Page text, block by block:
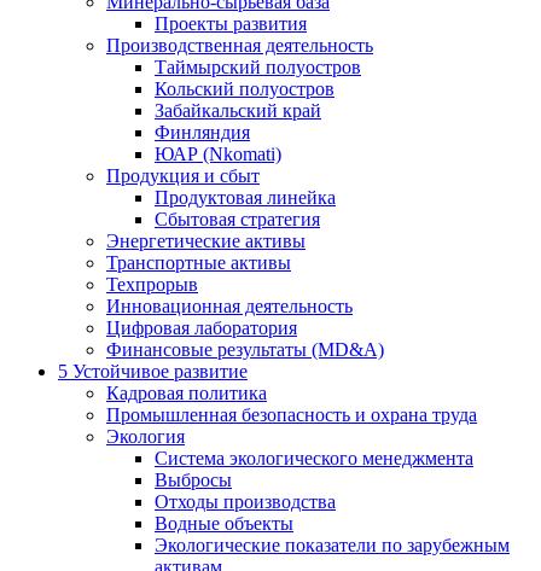
Проекты развития
Производственная деятельность
Таймырский полуостров
Кольский полуостров
Забайкальский край
Финляндия
ЮАР (Nkomati)
Продукция и сбыт
Продуктовая линейка
Сбытовая стратегия
Энергетические активы
Транспортные активы
Техпрорыв
Инновационная деятельность
Цифровая лаборатория
Финансовые результаты (MD&A)
5 Устойчивое развитие
Кадровая политика
Промышленная безопасность и охрана труда
Экология
Система экологического менеджмента
Выбросы
Отходы производства
Водные объекты
Экологические показатели по зарубежным
активам